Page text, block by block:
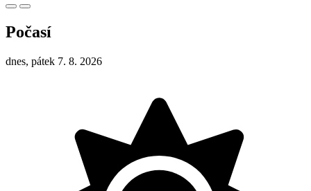
Počasí
dnes, pátek 7. 8. 2026